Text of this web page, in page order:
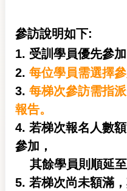
參訪說明如下:
1. 受訓學員優先參加
2. 每位學員需選擇
3. 每梯次參訪需指
報告。
4. 若梯次報名人數
參加，
其餘學員則順延至
5. 若梯次尚未額滿